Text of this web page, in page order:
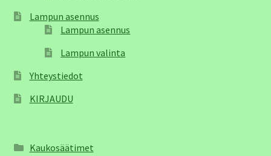
Lampun asennus
Lampun asennus
Lampun valinta
Yhteystiedot
KIRJAUDU
Kaukosäätimet